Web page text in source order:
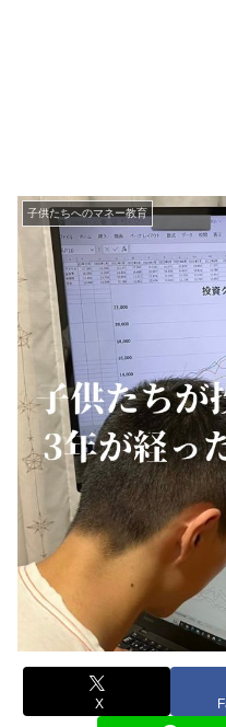
子供たちへのマネー教育
X